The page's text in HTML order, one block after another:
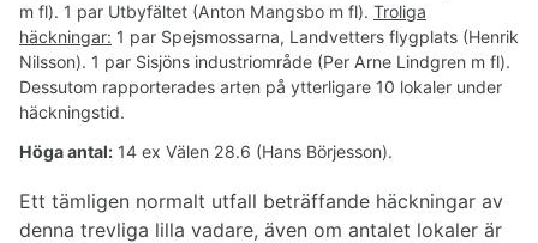
m fl). 1 par Utbyfältet (Anton Mangsbo m fl). Troliga
häckningar: 1 par Spejsmossarna, Landvetters flygplats (Henrik
Nilsson). 1 par Sisjöns industriområde (Per Arne Lindgren m fl).
Dessutom rapporterades arten på ytterligare 10 lokaler under
häckningstid.
Höga antal: 14 ex Välen 28.6 (Hans Börjesson).
Ett tämligen normalt utfall beträffande häckningar av
denna trevliga lilla vadare, även om antalet lokaler är